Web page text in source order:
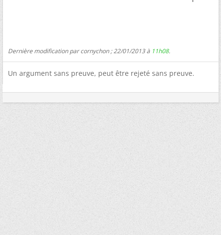
Dernière modification par cornychon ; 22/01/2013 à 11h08.
Un argument sans preuve, peut être rejeté sans preuve.